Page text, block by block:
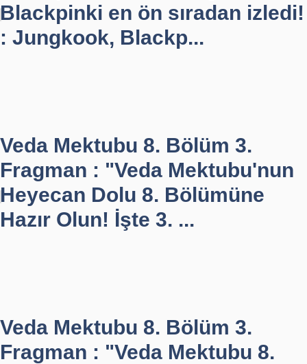
Blackpinki en ön sıradan izledi!
: Jungkook, Blackp...
Veda Mektubu 8. Bölüm 3.
Fragman : "Veda Mektubu'nun
Heyecan Dolu 8. Bölümüne
Hazır Olun! İşte 3. ...
Veda Mektubu 8. Bölüm 3.
Fragman : "Veda Mektubu 8.